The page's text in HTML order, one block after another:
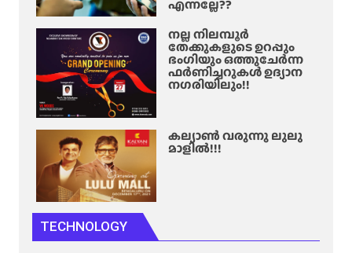
എന്നല്ലേ??
നല്ല നിലമ്പൂർ
തേക്കുകളുടെ ഉറപ്പും
ഭംഗിയും ഒത്തുചേർന്ന
ഫർണിച്ചറുകൾ ഉദ്യാന
നഗരിയിലും!!
കല്യാൺ വരുന്നു ലുലു
മാളിൽ!!!
TECHNOLOGY